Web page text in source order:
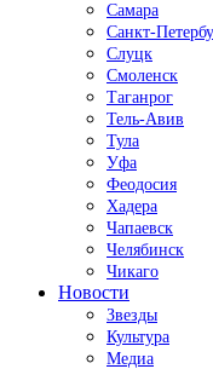
Самара
Санкт-
Слуцк
Смоленск
Таганрог
Тель-Авив
Тула
Уфа
Феодосия
Хадера
Чапаевск
Челябинск
Чикаго
Новости
Звезды
Культура
Медиа